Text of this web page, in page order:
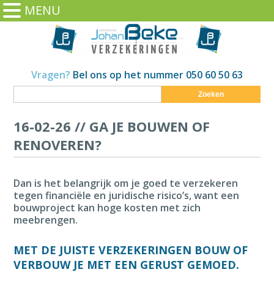
MENU
Vragen? Bel ons op het nummer 050 60 50 63
Zoeken
16-02-26 // GA JE BOUWEN OF
RENOVEREN?
Dan is het belangrijk om je goed te verzekeren
tegen financiële en juridische risico’s, want een
bouwproject kan hoge kosten met zich
meebrengen.
MET DE JUISTE VERZEKERINGEN BOUW OF
VERBOUW JE MET EEN GERUST GEMOED.